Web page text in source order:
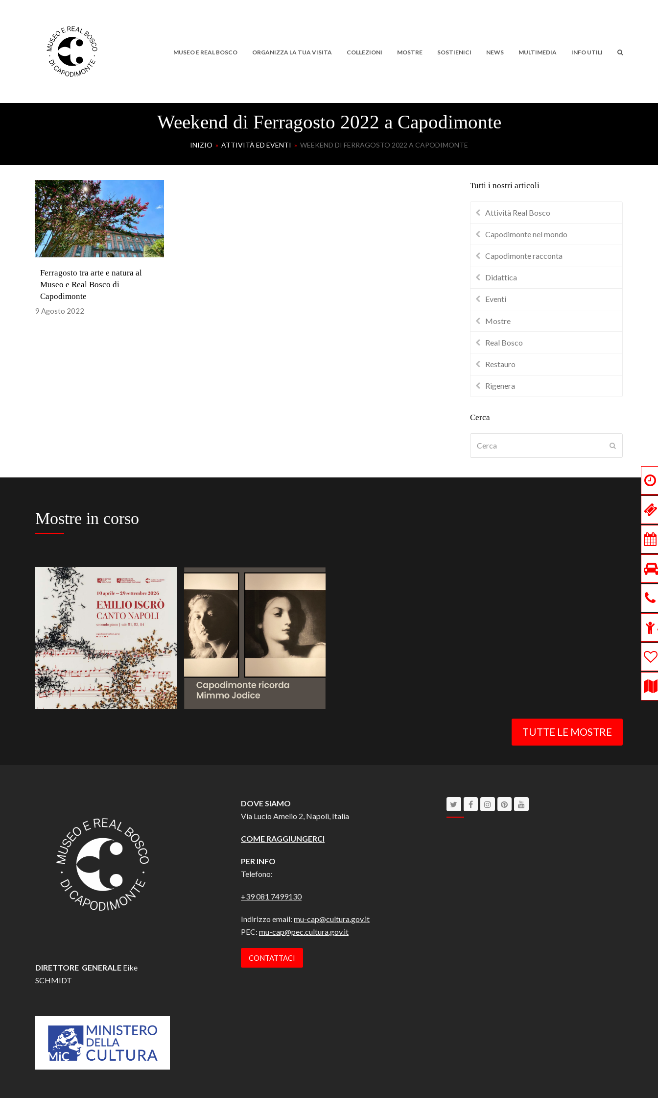
MUSEO E REAL BOSCO ORGANIZZA LA TUA VISITA COLLEZIONI MOSTRE SOSTIENICI NEWS MULTIMEDIA INFO UTILI
Weekend di Ferragosto 2022 a Capodimonte
INIZIO » ATTIVITÀ ED EVENTI » WEEKEND DI FERRAGOSTO 2022 A CAPODIMONTE
Ferragosto tra arte e natura al
Museo e Real Bosco di
Capodimonte
9 Agosto 2022
Tutti i nostri articoli
Attività Real Bosco
Capodimonte nel mondo
Capodimonte racconta
Didattica
Eventi
Mostre
Real Bosco
Restauro
Rigenera
Cerca
Mostre in corso
TUTTE LE MOSTRE
DIRETTORE GENERALE Eike
SCHMIDT
DOVE SIAMO
Via Lucio Amelio 2, Napoli, Italia
COME RAGGIUNGERCI
PER INFO
Telefono:
+39 081 7499130
Indirizzo email: mu-cap@cultura.gov.it
PEC: mu-cap@pec.cultura.gov.it
CONTATTACI
TwitterFacebookInstagram
PinterestYoutube